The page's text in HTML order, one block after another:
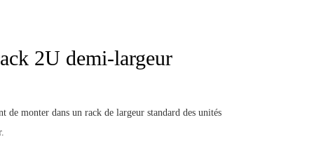
2U demi-largeur
monter dans un rack de largeur standard des unités